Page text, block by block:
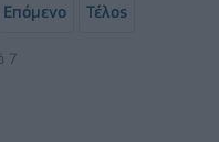
Επόμενο Τέλος
7